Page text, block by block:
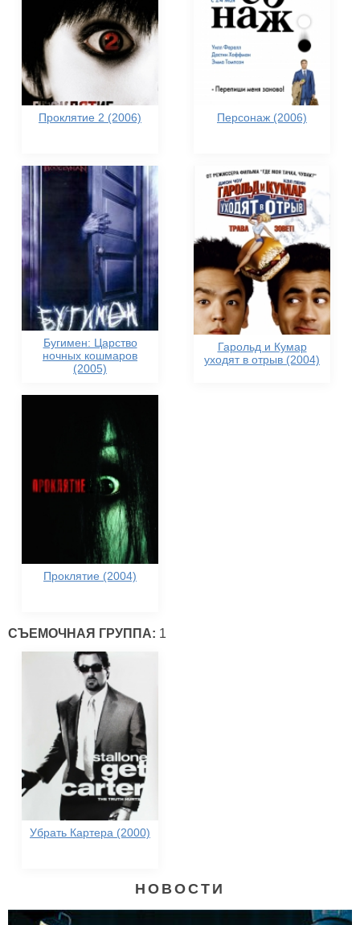
Проклятие 2 (2006) Персонаж (2006)
Бугимен: Царство
ночных кошмаров
(2005)
Гарольд и Кумар
уходят в отрыв (2004)
Проклятие (2004)
СЪЕМОЧНАЯ ГРУППА: 1
Убрать Картера (2000)
НОВОСТИ